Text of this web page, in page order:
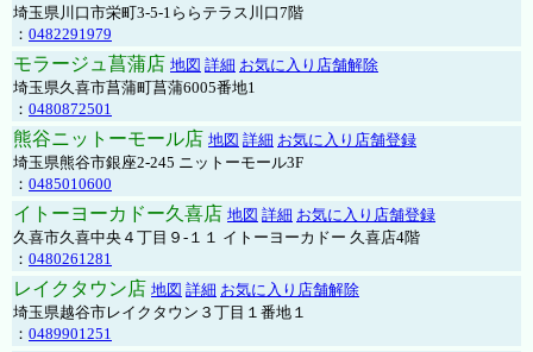
埼玉県川口市栄町3-5-1ららテラス川口7階
： 0482291979
モラージュ菖蒲店 地図 詳細 お気に入り店舗解除
埼玉県久喜市菖蒲町菖蒲6005番地1
： 0480872501
熊谷ニットーモール店 地図 詳細 お気に入り店舗登録
埼玉県熊谷市銀座2-245 ニットーモール3F
： 0485010600
イトーヨーカドー久喜店 地図 詳細 お気に入り店舗登録
久喜市久喜中央４丁目９-１１ イトーヨーカドー 久喜店4階
： 0480261281
レイクタウン店 地図 詳細 お気に入り店舗解除
埼玉県越谷市レイクタウン３丁目１番地１
： 0489901251